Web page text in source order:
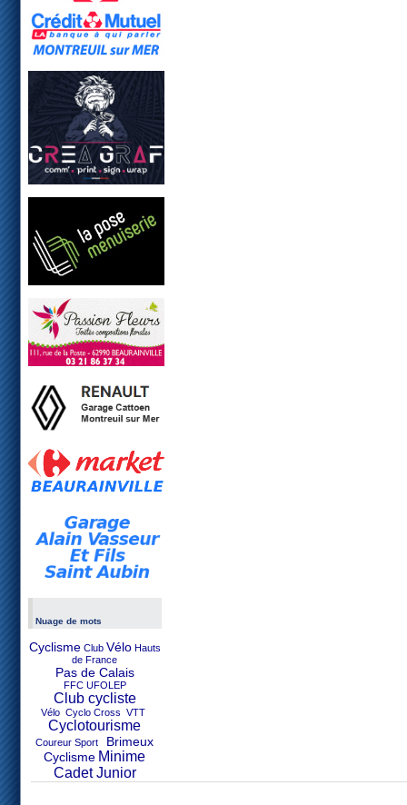
Nuage de mots
Cyclisme Club Vélo Hauts
de France
Pas de Calais
FFC UFOLEP
Club cycliste
Vélo Cyclo Cross VTT
Cyclotourisme
Coureur Sport Brimeux
Cyclisme Minime
Cadet Junior